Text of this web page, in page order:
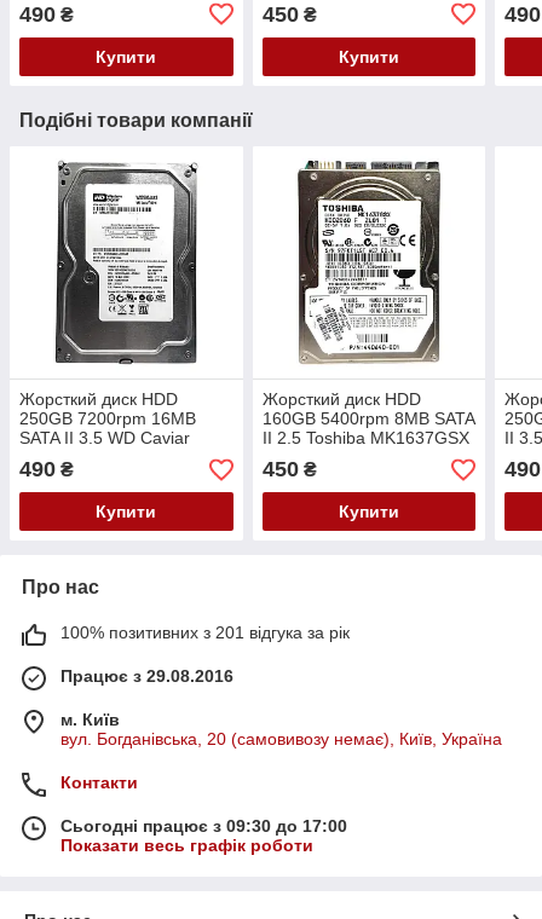
490 ₴
Купити
450₴
Купити
490
Подібні товари компанії
Жорсткий диск HDD
250GB 7200rpm 16MB
SATA II 3.5 WD Caviar
SE16 WD2500AAKS
490 ₴
Купити
Жорсткий диск HDD
160GB 5400rpm 8MB SATA
II 2.5 Toshiba MK1637GSX
450₴
Купити
II
490
Про нас
100% позитивних з 201 відгука за рік
Працює з 29.08.2016
м. Київ
вул. Богданівська, 20 (самовивозу немає), Київ, Україна
Контакти
Сьогодні працює з 09:30 до 17:00
Показати весь графік роботи